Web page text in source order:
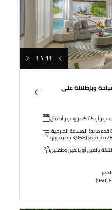
1 \ 11
وبإطلالة على
أريكة كبير وسرير أطفال
المساحة الداخلية: 75 متر مربع (807 قدم مربع) المساحة الخارجية:
قدم مربع)
(960)